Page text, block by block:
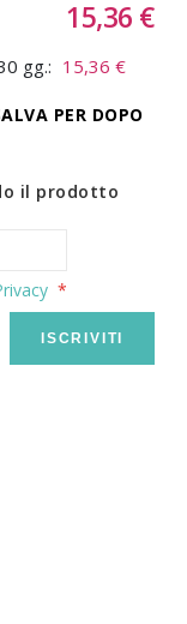
15,36 €
gg.: 15,36 €
PER DOPO
il prodotto
ISCRIVITI